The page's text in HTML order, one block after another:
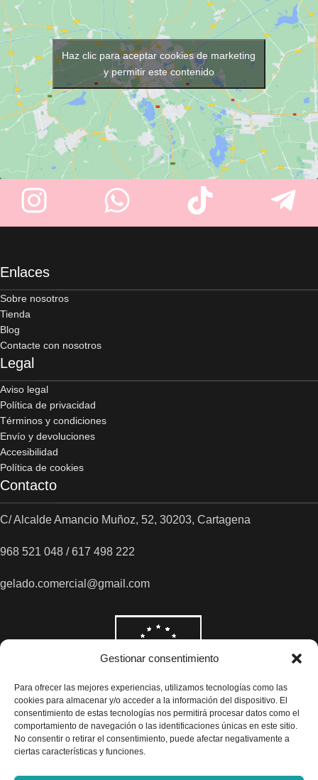
Gestionar consentimiento
Para ofrecer las mejores experiencias, utilizamos tecnologías como las
cookies para almacenar y/o acceder a la información del dispositivo. El
consentimiento de estas tecnologías nos permitirá procesar datos como el
comportamiento de navegación o las identificaciones únicas en este sitio.
No consentir o retirar el consentimiento, puede afectar negativamente a
ciertas características y funciones.
145 × 118 cm y está disponible
en varios colores
Marrón, Gris Plata, Azul y
Fucsia). Su tejido ligero y
resistente garantiza comodidad
y un uso profesional diario.
afeitado diario.
Haz clic para aceptar cookies de marketing
y permitir este contenido
Enlaces
Sobre nosotros
Tienda
Blog
Contacte con nosotros
Legal
Aviso legal
Política de privacidad
Términos y condiciones
Envío y devoluciones
Accesibilidad
Política de cookies
Contacto
C/ Alcalde Amancio Muñoz, 52, 30203, Cartagena
968 521 048 / 617 498 222
gelado.comercial@gmail.com